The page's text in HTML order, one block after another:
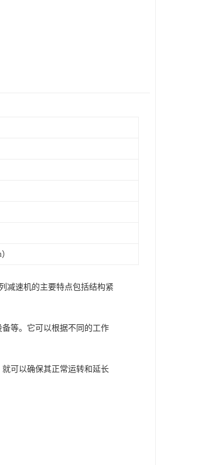
减速机的主要特点包括结构紧
等。它可以根据不同的工作
可以确保其正常运转和延长